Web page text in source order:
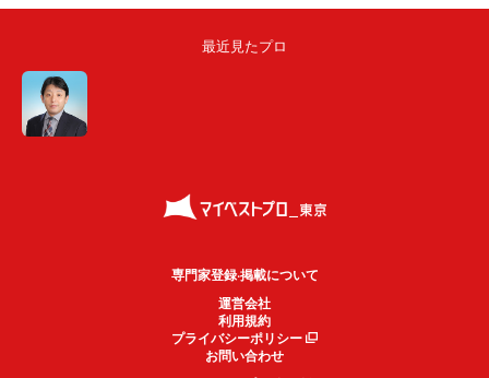
最近見たプロ
専門家登録·掲載について
運営会社
利用規約
プライバシーポリシー
お問い合わせ